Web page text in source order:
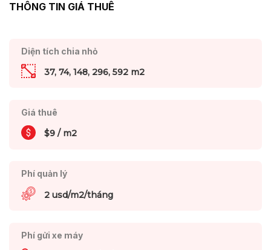
THÔNG TIN GIÁ THUÊ
Diện tích chia nhỏ
37, 74, 148, 296, 592 m2
Giá thuê
$9 / m2
Phí quản lý
2 usd/m2/tháng
Phí gửi xe máy